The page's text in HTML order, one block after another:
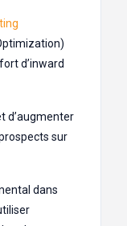
d’inward
d’augmenter
sur
dans